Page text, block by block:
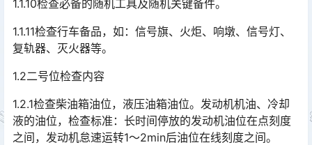
1.1.10检查必备的随机工具及随机关键备件。
1.1.11检查行车备品，如：信号旗、火炬、响墩、信号灯、
复轨器、灭火器等。
1.2二号位检查内容
1.2.1检查柴油箱油位，液压油箱油位。发动机机油、冷却
液的油位，检查标准：长时间停放的发动机油位在点刻度
之间，发动机怠速运转1～2min后油位在线刻度之间。